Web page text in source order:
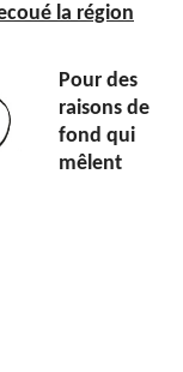
la région
Pour des
raisons de
fond qui
mêlent